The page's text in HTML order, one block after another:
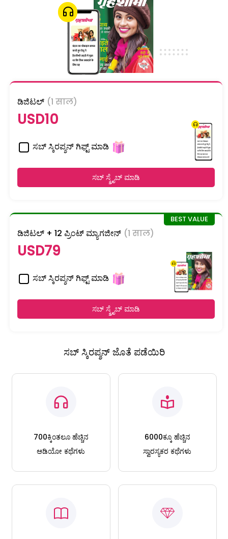
ಡಿಜಿಟಲ್ (1 साल)
USD10
ಸಬ್ ಸ್ಕಿರಪ್ಶನ್ ಗಿಫ್ಟ್ ಮಾಡಿ
ಸಬ್ ಸ್ಕ್ರೈಬ್ ಮಾಡಿ
ಡಿಜಿಟಲ್ + 12 ಪ್ರಿಂಟ್ ಮ್ಯಾಗಜೀನ್ (1 साल)
USD79
ಸಬ್ ಸ್ಕಿರಪ್ಶನ್ ಗಿಫ್ಟ್ ಮಾಡಿ
ಸಬ್ ಸ್ಕ್ರೈಬ್ ಮಾಡಿ
ಸಬ್ ಸ್ಕಿರಪ್ಶನ್ ಜೊತೆ ಪಡೆಯಿರಿ
700ಕ್ಕಿಂತಲೂ ಹೆಚ್ಚಿನ
ಆಡಿಯೋ ಕಥೆಗಳು
6000ಕ್ಕೂ ಹೆಚ್ಚಿನ
ಸ್ವಾರಸ್ಯಕರ ಕಥೆಗಳು